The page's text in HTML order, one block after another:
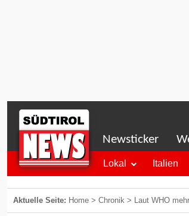
Newsticker
Lokal Italien
Aktuelle Seite: Home > Chronik > Laut WHO